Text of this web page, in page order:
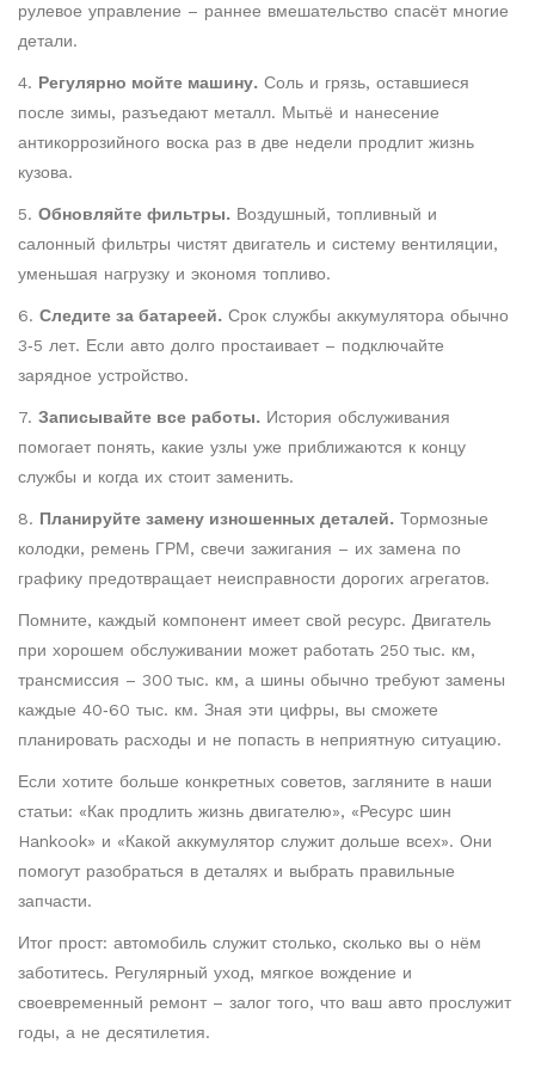
рулевое управление – раннее вмешательство спасёт многие
детали.
4. Регулярно мойте машину. Соль и грязь, оставшиеся
после зимы, разъедают металл. Мытьё и нанесение
антикоррозийного воска раз в две недели продлит жизнь
кузова.
5. Обновляйте фильтры. Воздушный, топливный и
салонный фильтры чистят двигатель и систему вентиляции,
уменьшая нагрузку и экономя топливо.
6. Следите за батареей. Срок службы аккумулятора обычно
3‑5 лет. Если авто долго простаивает – подключайте
зарядное устройство.
7. Записывайте все работы. История обслуживания
помогает понять, какие узлы уже приближаются к концу
службы и когда их стоит заменить.
8. Планируйте замену изношенных деталей. Тормозные
колодки, ремень ГРМ, свечи зажигания – их замена по
графику предотвращает неисправности дорогих агрегатов.
Помните, каждый компонент имеет свой ресурс. Двигатель
при хорошем обслуживании может работать 250 тыс. км,
трансмиссия – 300 тыс. км, а шины обычно требуют замены
каждые 40‑60 тыс. км. Зная эти цифры, вы сможете
планировать расходы и не попасть в неприятную ситуацию.
Если хотите больше конкретных советов, загляните в наши
статьи: «Как продлить жизнь двигателю», «Ресурс шин
Hankook» и «Какой аккумулятор служит дольше всех». Они
помогут разобраться в деталях и выбрать правильные
запчасти.
Итог прост: автомобиль служит столько, сколько вы о нём
заботитесь. Регулярный уход, мягкое вождение и
своевременный ремонт – залог того, что ваш авто прослужит
годы, а не десятилетия.